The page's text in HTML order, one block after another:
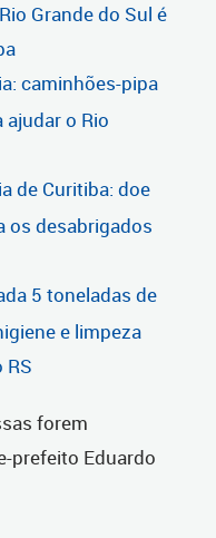
Grande do Sul é
caminhões-pipa
ajudar o Rio
de Curitiba: doe
os desabrigados
5 toneladas de
e limpeza
RS
forem
prefeito Eduardo